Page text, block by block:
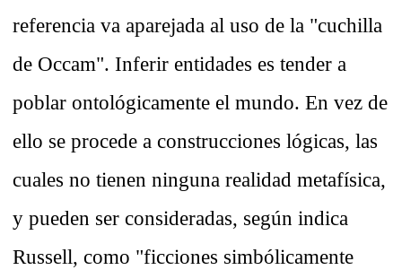
referencia va aparejada al uso de la "cuchilla
de Occam". Inferir entidades es tender a
poblar ontológicamente el mundo. En vez de
ello se procede a construcciones lógicas, las
cuales no tienen ninguna realidad metafísica,
y pueden ser consideradas, según indica
Russell, como "ficciones simbólicamente